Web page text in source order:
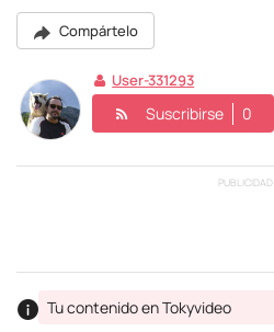
Compártelo
User-331293
Suscribirse 0
PUBLICIDAD
Tu contenido en Tokyvideo